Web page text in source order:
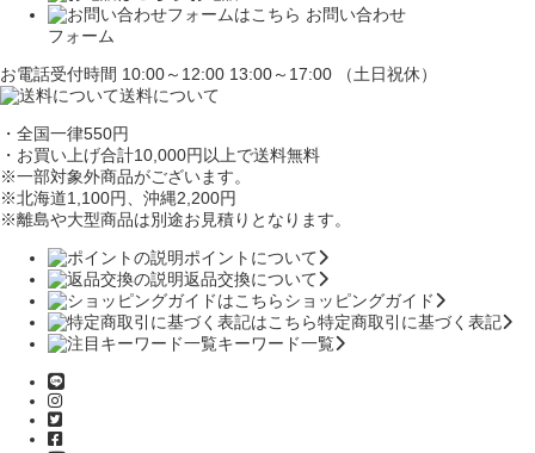
お問い合わせ
フォーム
お電話受付時間 10:00～12:00 13:00～17:00 （土日祝休）
送料について
・全国一律550円
・お買い上げ合計10,000円以上で送料無料
※一部対象外商品がございます。
※北海道1,100円 、沖縄2,200円
※離島や大型商品は別途お見積りとなります。
ポイントについて
返品交換について
ショッピングガイド
特定商取引に基づく表記
キーワード一覧